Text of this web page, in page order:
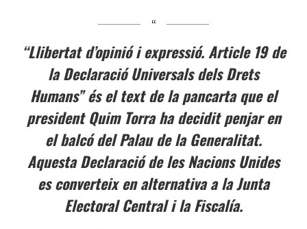
“Llibertat d’opinió i expressió. Article 19 de
la Declaració Universals dels Drets
Humans” és el text de la pancarta que el
president Quim Torra ha decidit penjar en
el balcó del Palau de la Generalitat.
Aquesta Declaració de les Nacions Unides
es converteix en alternativa a la Junta
Electoral Central i la Fiscalía.